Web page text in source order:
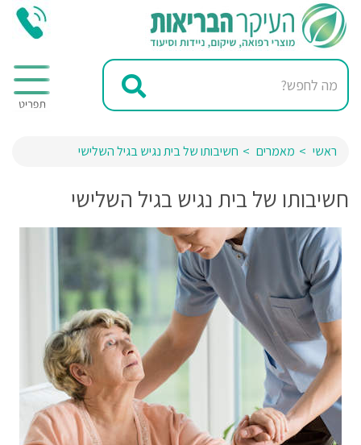
ראשי מאמרים חשיבותו של בית נגיש בגיל השלישי
חשיבותו של בית נגיש בגיל השלישי